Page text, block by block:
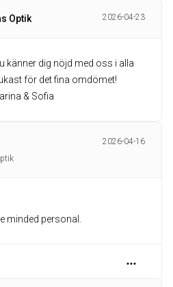
Optik 2026-04-23
känner dig nöjd med oss i alla
för det fina omdömet!
& Sofia
2026-04-16
minded personal.